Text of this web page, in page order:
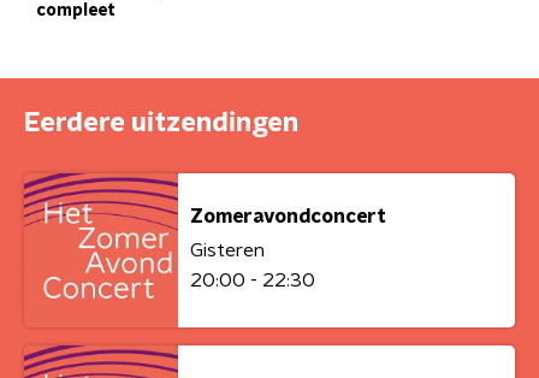
compleet
Eerdere uitzendingen
Zomeravondconcert
Gisteren
20:00 - 22:30